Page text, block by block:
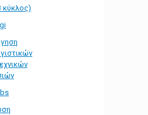
κύκλος)